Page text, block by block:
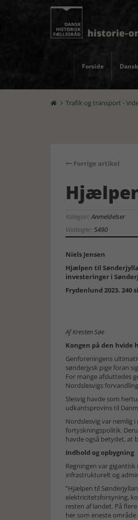
Forside
 Trafik og transport -
Forrige artikel
Kategori:Anmeldelser
Visninger:5490
Niels Jensen
Hjælpen til
investeringer i
Frydenlund 2023. 240
Af Kresten Søe
Kongen på den hvide
Genforeningens
sønderjysk pige foran
For mange afsluttedes
Nordslesvigs
Slesvig havde som
udkantsprovins til
Nordslesvig var nemlig
fortyskningspolitik.
havde også betydet, at
Indhold og opbygning
Regningen var
infrastrukturelt og
”Hjælpen til
elektricitetsforsyning,
resten af landet. På
her som eneste